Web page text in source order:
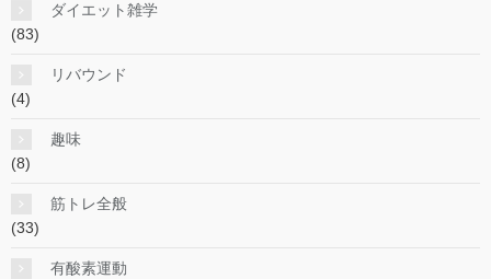
ダイエット雑学
(83)
リバウンド
(4)
趣味
(8)
筋トレ全般
(33)
有酸素運動